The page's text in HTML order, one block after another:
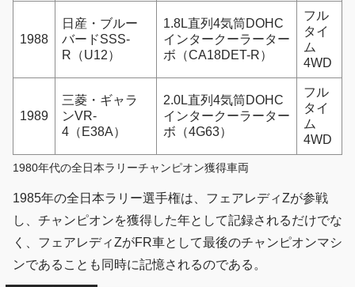
1988
日産・ブルー
バードSSS-
R（U12）
1.8L直列4気筒DOHC
インタークーラーター
ボ（CA18DET-R）
フル
タイ
ム
4WD
1989
三菱・ギャラ
ンVR-
4（E38A）
2.0L直列4気筒DOHC
インタークーラーター
ボ（4G63）
フル
タイ
ム
4WD
1980年代の全日本ラリーチャンピオン獲得車両
1985年の全日本ラリー選手権は、フェアレディZが参戦
し、チャンピオンを獲得した年として記録されるだけでな
く、フェアレディZがFR車として最後のチャンピオンマシ
ンであることも同時に記憶されるのである。